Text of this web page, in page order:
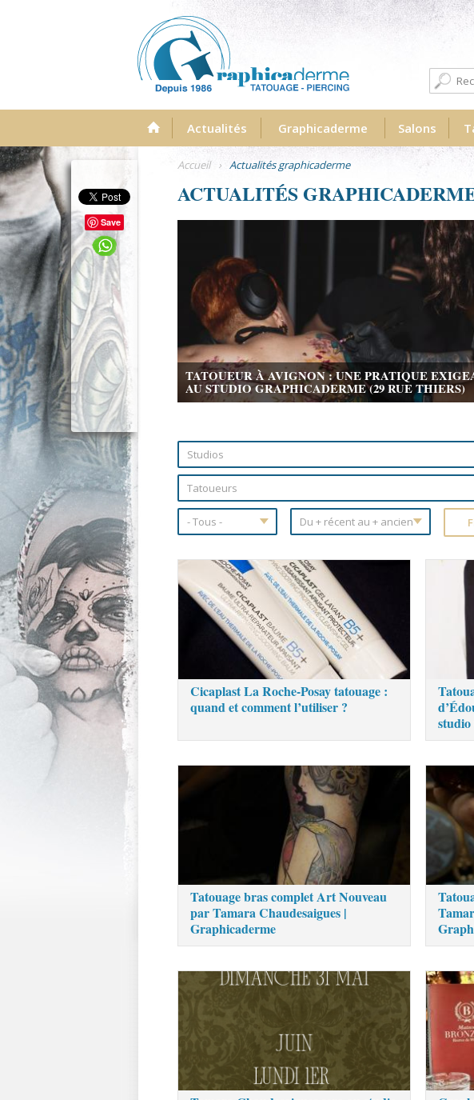
Menu Actualités Graphicaderme Salons
Save
Accueil › Actualités graphicaderme
ACTUALITÉS
TATOUEUR À AVIGNON : UNE PRATIQUE
AU STUDIO GRAPHICADERME (29 RUE THIERS)
Cicaplast La Roche-Posay tatouage :
quand et comment l’utiliser ?
Tatouage bras complet Art Nouveau
par Tamara Chaudesaigues |
Graphicaderme
Pages